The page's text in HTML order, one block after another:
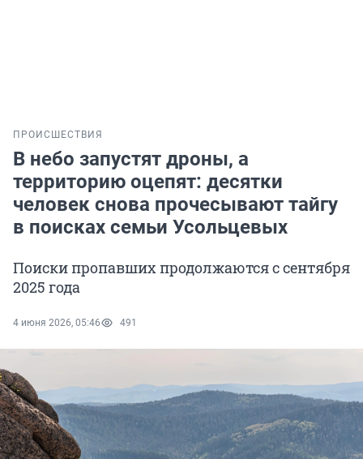
ПРОИСШЕСТВИЯ
В небо запустят дроны, а
территорию оцепят: десятки
человек снова прочесывают тайгу
в поисках семьи Усольцевых
Поиски пропавших продолжаются с сентября
2025 года
4 июня 2026, 05:46 491